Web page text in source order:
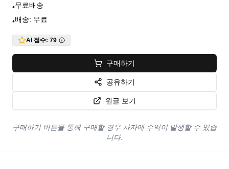
•무료배송
•배송: 무료
AI 점수: 79
구매하기
공유하기
원글 보기
구매하기 버튼을 통해 구매할 경우 사자에 수익이 발생할 수 있습
니다.